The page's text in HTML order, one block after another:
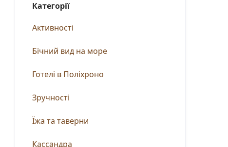
Категорії
Активності
Бічний вид на море
Готелі в Поліхроно
Зручності
Їжа та таверни
Кассандра